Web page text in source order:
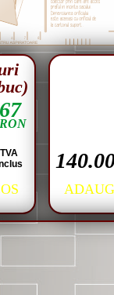
RON
TVA